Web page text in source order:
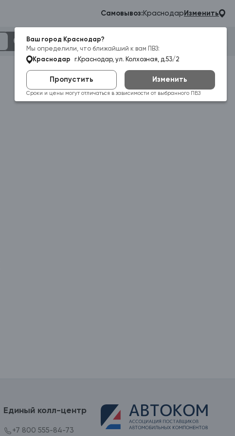
Самовывоз: Краснодар Изменить
Ваш город Краснодар?
Мы определили, что ближайший к вам ПВЗ:
Краснодар
г.Краснодар, ул. Колхозная, д.53/2
Пропустить Изменить
Сроки и цены могут отличаться в зависимости от выбранного ПВЗ
Гараж
Единый колл-центр
+7 800 555-84-73